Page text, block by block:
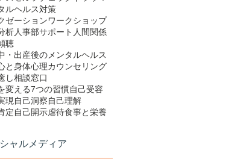
ルヘルス対策
ゼーションワークショップ
析人事部サポート 人間関係
聴
・出産後のメンタルヘルス
と身体心理カウンセリング
し相談窓口
変える7つの習慣自己受容
現 自己洞察自己理解
定自己開示虐待食事と栄養
ャルメディア